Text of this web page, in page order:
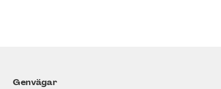
Genvägar